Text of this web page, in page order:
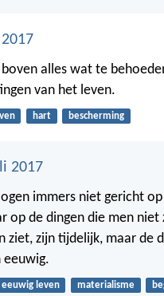
alles wat te
van het leven.
hart bescherming
2017
immers niet gericht
op de dingen die men
ziet, zijn tijdelijk, maar de
eeuwig.
eeuwig leven materialisme